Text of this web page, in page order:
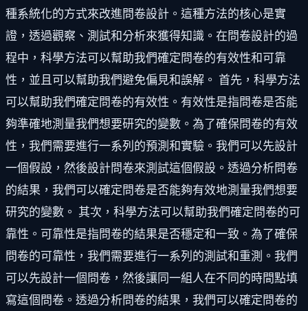
種系統化的方式來改進問卷設計。這種方法的核心是實
證，透過觀察、測試和分析來獲得知識。在問卷設計的過
程中，科學方法可以幫助我們確定問卷的有效性和可靠
性，並且可以幫助我們避免偏見和誤解。 首先，科學方法
可以幫助我們確定問卷的有效性。有效性是指問卷是否能
夠準確地測量我們想要研究的變數。為了確保問卷的有效
性，我們需要進行一系列的預測和實驗。我們可以先設計
一個假設，然後設計問卷來測試這個假設。透過分析問卷
的結果，我們可以確定問卷是否能夠有效地測量我們想要
研究的變數。 其次，科學方法可以幫助我們確定問卷的可
靠性。可靠性是指問卷的結果是否穩定和一致。為了確保
問卷的可靠性，我們需要進行一系列的測試和重測。我們
可以先設計一個問卷，然後讓同一組人在不同的時間點填
寫這個問卷。透過分析問卷的結果，我們可以確定問卷的